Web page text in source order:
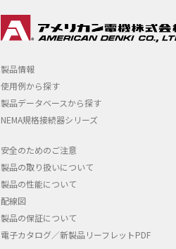
製品情報
使用例から探す
製品データベースから探す
NEMA規格接続器シリーズ
安全のためのご注意
製品の取り扱いについて
製品の性能について
配線図
製品の保証について
電子カタログ／新製品リーフレットPDF